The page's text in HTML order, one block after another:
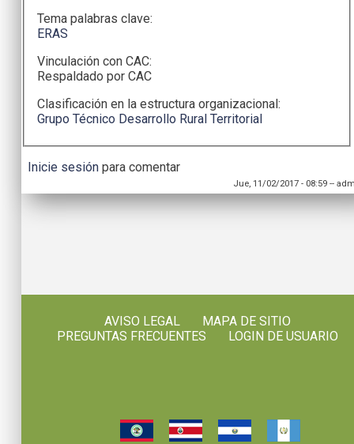
Tema palabras clave:
ERAS
Vinculación con CAC:
Respaldado por CAC
Clasificación en la estructura organizacional:
Grupo Técnico Desarrollo Rural Territorial
Inicie sesiónpara comentar
Jue, 11/02/2017 - 08:59 --
AVISO LEGAL
MAPA DE SITIO
PREGUNTAS FRECUENTES
LOGIN DE USUARIO